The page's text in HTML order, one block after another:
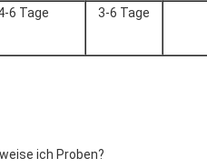
6 Tage 3-6 Tage
ich Proben?